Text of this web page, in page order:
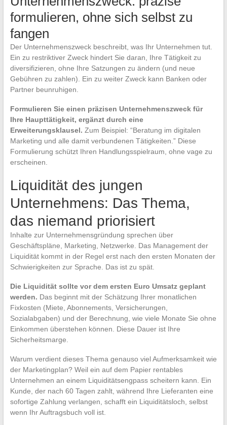
formulieren, ohne sich selbst zu
fangen
Der Unternehmenszweck beschreibt, was Ihr Unternehmen tut.
Ein zu restriktiver Zweck hindert Sie daran, Ihre Tätigkeit zu
diversifizieren, ohne Ihre Satzungen zu ändern (und neue
Gebühren zu zahlen). Ein zu weiter Zweck kann Banken oder
Partner beunruhigen.
Formulieren Sie einen präzisen Unternehmenszweck für
Ihre Haupttätigkeit, ergänzt durch eine
Erweiterungsklausel. Zum Beispiel: “Beratung im digitalen
Marketing und alle damit verbundenen Tätigkeiten.” Diese
Formulierung schützt Ihren Handlungsspielraum, ohne vage zu
erscheinen.
Liquidität des jungen
Unternehmens: Das Thema,
das niemand priorisiert
Inhalte zur Unternehmensgründung sprechen über
Geschäftspläne, Marketing, Netzwerke. Das Management der
Liquidität kommt in der Regel erst nach den ersten Monaten der
Schwierigkeiten zur Sprache. Das ist zu spät.
Die Liquidität sollte vor dem ersten Euro Umsatz geplant
werden. Das beginnt mit der Schätzung Ihrer monatlichen
Fixkosten (Miete, Abonnements, Versicherungen,
Sozialabgaben) und der Berechnung, wie viele Monate Sie ohne
Einkommen überstehen können. Diese Dauer ist Ihre
Sicherheitsmarge.
Warum verdient dieses Thema genauso viel Aufmerksamkeit wie
der Marketingplan? Weil ein auf dem Papier rentables
Unternehmen an einem Liquiditätsengpass scheitern kann. Ein
Kunde, der nach 60 Tagen zahlt, während Ihre Lieferanten eine
sofortige Zahlung verlangen, schafft ein Liquiditätsloch, selbst
wenn Ihr Auftragsbuch voll ist.